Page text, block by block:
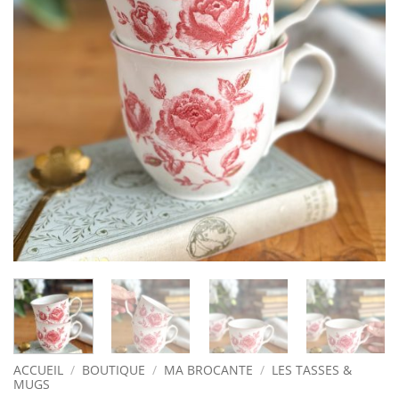
ACCUEIL / BOUTIQUE / MA BROCANTE / LES TASSES &
MUGS